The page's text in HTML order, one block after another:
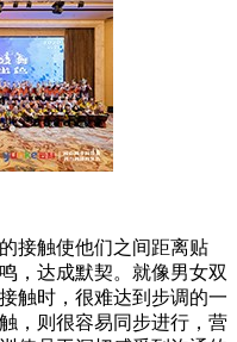
接触使他们之间距离贴
，达成默契。就像男女双
触时，很难达到步调的一
，则很容易同步进行，营